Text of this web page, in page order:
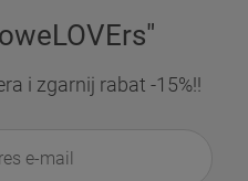
i zgarnij rabat -15%!!